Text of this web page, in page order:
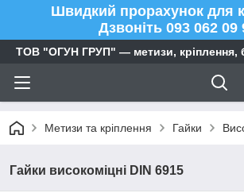
Швидкий прорахунок для
Дзвоніть 093 062 09
ТОВ "ОГУН ГРУП" — метизи, кріплення,
Метизи та кріплення Гайки
Гайки високоміцні DIN 6915